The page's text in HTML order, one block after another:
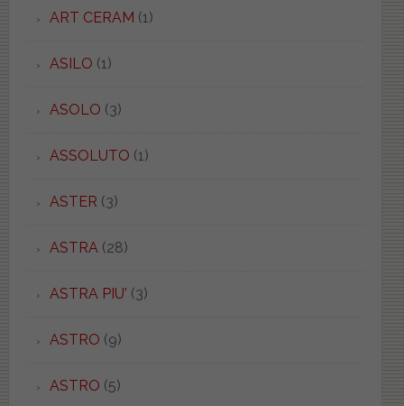
ART CERAM (1)
ASILO (1)
ASOLO (3)
ASSOLUTO (1)
ASTER (3)
ASTRA (28)
ASTRA PIU' (3)
ASTRO (9)
ASTRO (5)